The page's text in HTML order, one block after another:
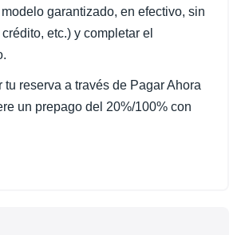
garantizado, en efectivo, sin
etc.) y completar el
tu reserva a través de Pagar Ahora
un prepago del 20%/100% con